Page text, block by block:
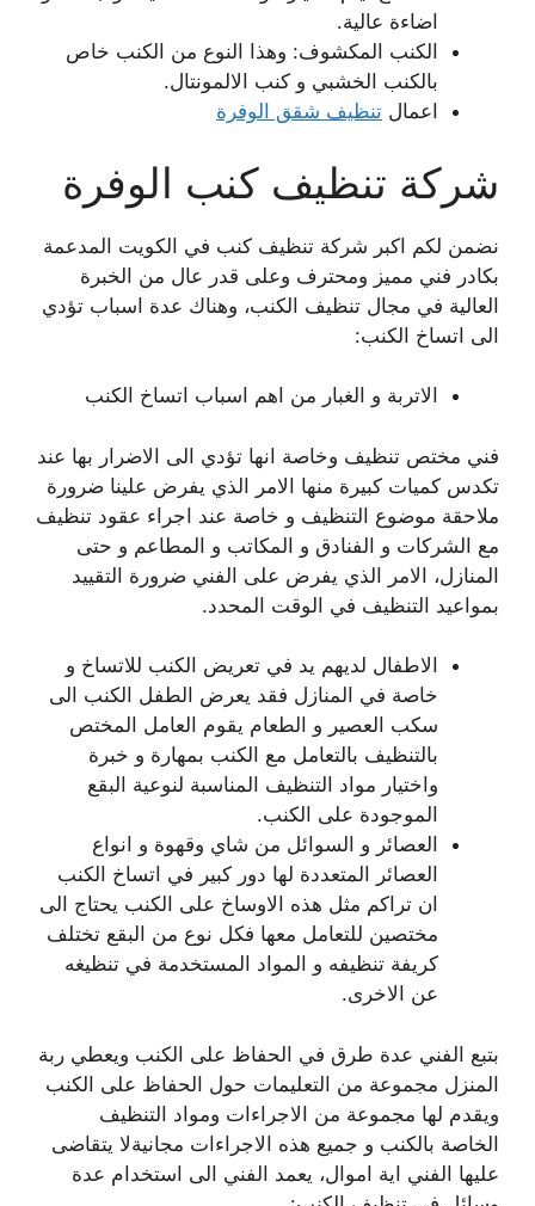
اضاءة عالية.
الكنب المكشوف: وهذا النوع من الكنب خاص
بالكنب الخشبي و كنب الالمونتال.
اعمال تنظيف شقق الوفرة
شركة تنظيف كنب الوفرة
نضمن لكم اكبر شركة تنظيف كنب في الكويت المدعمة
بكادر فني مميز ومحترف وعلى قدر عال من الخبرة
العالية في مجال تنظيف الكنب، وهناك عدة اسباب تؤدي
الى اتساخ الكنب:
الاتربة و الغبار من اهم اسباب اتساخ الكنب
فني مختص تنظيف وخاصة انها تؤدي الى الاضرار بها عند
تكدس كميات كبيرة منها الامر الذي يفرض علينا ضرورة
ملاحقة موضوع التنظيف و خاصة عند اجراء عقود تنظيف
مع الشركات و الفنادق و المكاتب و المطاعم و حتى
المنازل، الامر الذي يفرض على الفني ضرورة التقييد
بمواعيد التنظيف في الوقت المحدد.
الاطفال لديهم يد في تعريض الكنب للاتساخ و
خاصة في المنازل فقد يعرض الطفل الكنب الى
سكب العصير و الطعام يقوم العامل المختص
بالتنظيف بالتعامل مع الكنب بمهارة و خبرة
واختيار مواد التنظيف المناسبة لنوعية البقع
الموجودة على الكنب.
العصائر و السوائل من شاي وقهوة و انواع
العصائر المتعددة لها دور كبير في اتساخ الكنب
ان تراكم مثل هذه الاوساخ على الكنب يحتاج الى
مختصين للتعامل معها فكل نوع من البقع تختلف
كريفة تنظيفه و المواد المستخدمة في تنظيغه
عن الاخرى.
بتبع الفني عدة طرق في الحفاظ على الكنب ويعطي ربة
المنزل مجموعة من التعليمات حول الحفاظ على الكنب
ويقدم لها مجموعة من الاجراءات ومواد التنظيف
الخاصة بالكنب و جميع هذه الاجراءات مجانيةلا يتقاضى
عليها الفني اية اموال، يعمد الفني الى استخدام عدة